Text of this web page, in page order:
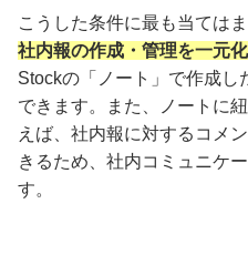
こうした条件に最も当てはま
社内報の作成・管理を一元
Stockの「ノート」で作成し
できます。また、ノートに
えば、社内報に対するコメ
きるため、社内コミュニケ
す。